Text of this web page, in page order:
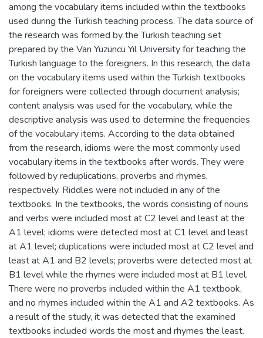
among the vocabulary items included within the textbooks
used during the Turkish teaching process. The data source of
the research was formed by the Turkish teaching set
prepared by the Van Yüzüncü Yıl University for teaching the
Turkish language to the foreigners. In this research, the data
on the vocabulary items used within the Turkish textbooks
for foreigners were collected through document analysis;
content analysis was used for the vocabulary, while the
descriptive analysis was used to determine the frequencies
of the vocabulary items. According to the data obtained
from the research, idioms were the most commonly used
vocabulary items in the textbooks after words. They were
followed by reduplications, proverbs and rhymes,
respectively. Riddles were not included in any of the
textbooks. In the textbooks, the words consisting of nouns
and verbs were included most at C2 level and least at the
A1 level; idioms were detected most at C1 level and least
at A1 level; duplications were included most at C2 level and
least at A1 and B2 levels; proverbs were detected most at
B1 level while the rhymes were included most at B1 level.
There were no proverbs included within the A1 textbook,
and no rhymes included within the A1 and A2 textbooks. As
a result of the study, it was detected that the examined
textbooks included words the most and rhymes the least.